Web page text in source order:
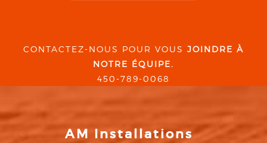
CONTACTEZ-NOUS POUR VOUS JOINDRE À
NOTRE ÉQUIPE.
450-789-0068
AM Installations